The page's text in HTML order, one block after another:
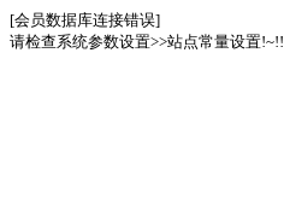
[会员数据库连接错误]
请检查系统参数设置>>站点常量设置!~!!